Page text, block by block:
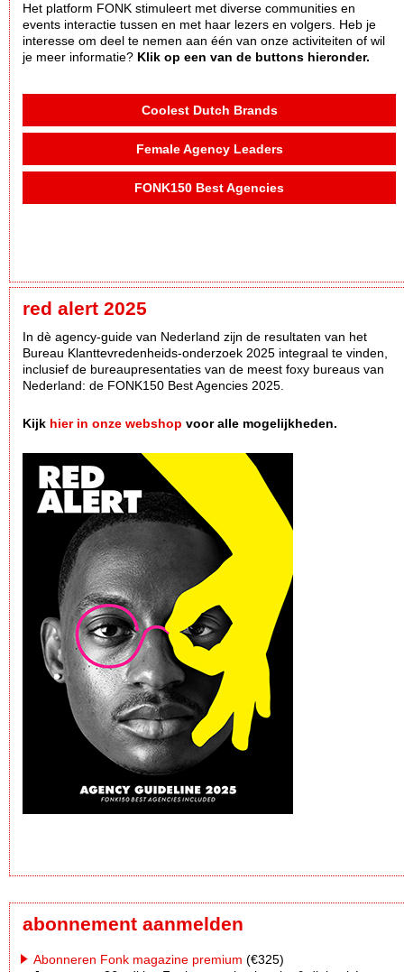
Het platform FONK stimuleert met diverse communities en
events interactie tussen en met haar lezers en volgers. Heb je
interesse om deel te nemen aan één van onze activiteiten of wil
je meer informatie? Klik op een van de buttons hieronder.
Coolest Dutch Brands
Female Agency Leaders
FONK150 Best Agencies
red alert 2025
In dè agency-guide van Nederland zijn de resultaten van het
Bureau Klanttevredenheids-onderzoek 2025 integraal te vinden,
inclusief de bureaupresentaties van de meest foxy bureaus van
Nederland: de FONK150 Best Agencies 2025.
Kijk hier in onze webshop voor alle mogelijkheden.
abonnement aanmelden
Abonneren Fonk magazine premium (€325)